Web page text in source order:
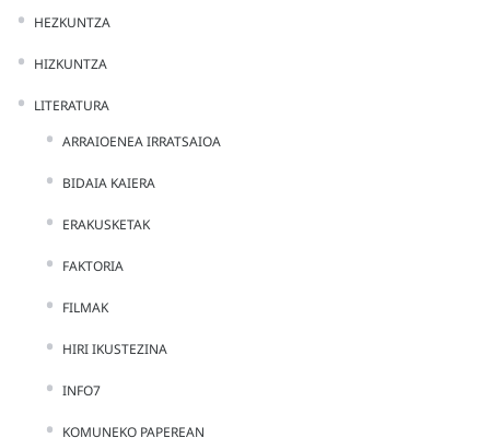
HEZKUNTZA
HIZKUNTZA
LITERATURA
ARRAIOENEA IRRATSAIOA
BIDAIA KAIERA
ERAKUSKETAK
FAKTORIA
FILMAK
HIRI IKUSTEZINA
INFO7
KOMUNEKO PAPEREAN